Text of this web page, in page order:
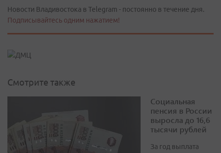
Новости Владивостока в Telegram - постоянно в течение дня.
Подписывайтесь одним нажатием!
Смотрите также
Социальная
пенсия в России
выросла до 16,6
тысячи рублей
За год выплата